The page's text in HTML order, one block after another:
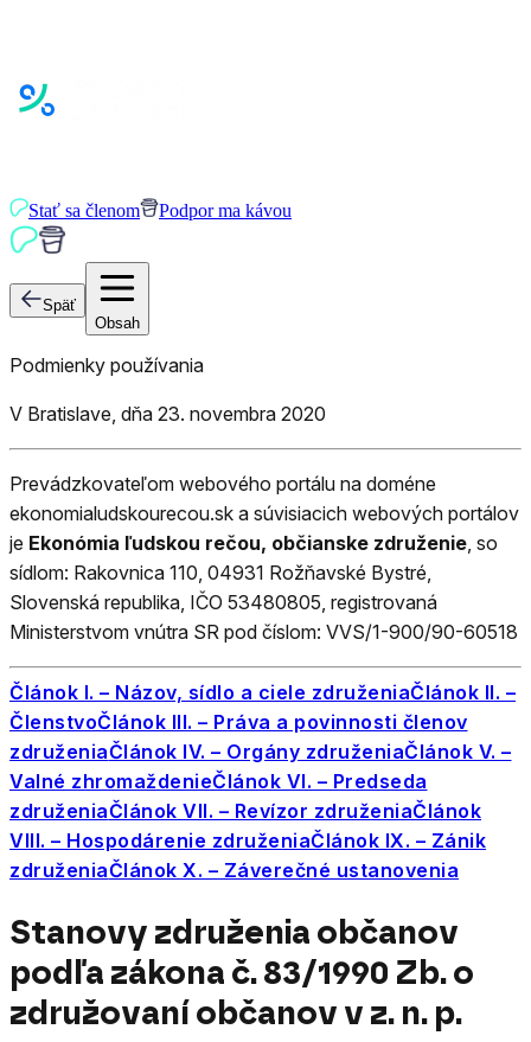
Stať sa členom Podpor ma kávou
Späť
Obsah
Podmienky používania
V Bratislave, dňa 23. novembra 2020
Prevádzkovateľom webového portálu na doméne
ekonomialudskourecou.sk a súvisiacich webových portálov
je Ekonómia ľudskou rečou, občianske združenie, so
sídlom: Rakovnica 110, 04931 Rožňavské Bystré,
Slovenská republika, IČO 53480805, registrovaná
Ministerstvom vnútra SR pod číslom: VVS/1-900/90-60518
Článok I. – Názov, sídlo a ciele združeniaČlánok II. –
ČlenstvoČlánok III. – Práva a povinnosti členov
združeniaČlánok IV. – Orgány združeniaČlánok V. –
Valné zhromaždenieČlánok VI. – Predseda
združeniaČlánok VII. – Revízor združeniaČlánok
VIII. – Hospodárenie združeniaČlánok IX. – Zánik
združeniaČlánok X. – Záverečné ustanovenia
Stanovy združenia občanov
podľa zákona č. 83/1990 Zb. o
združovaní občanov v z. n. p.